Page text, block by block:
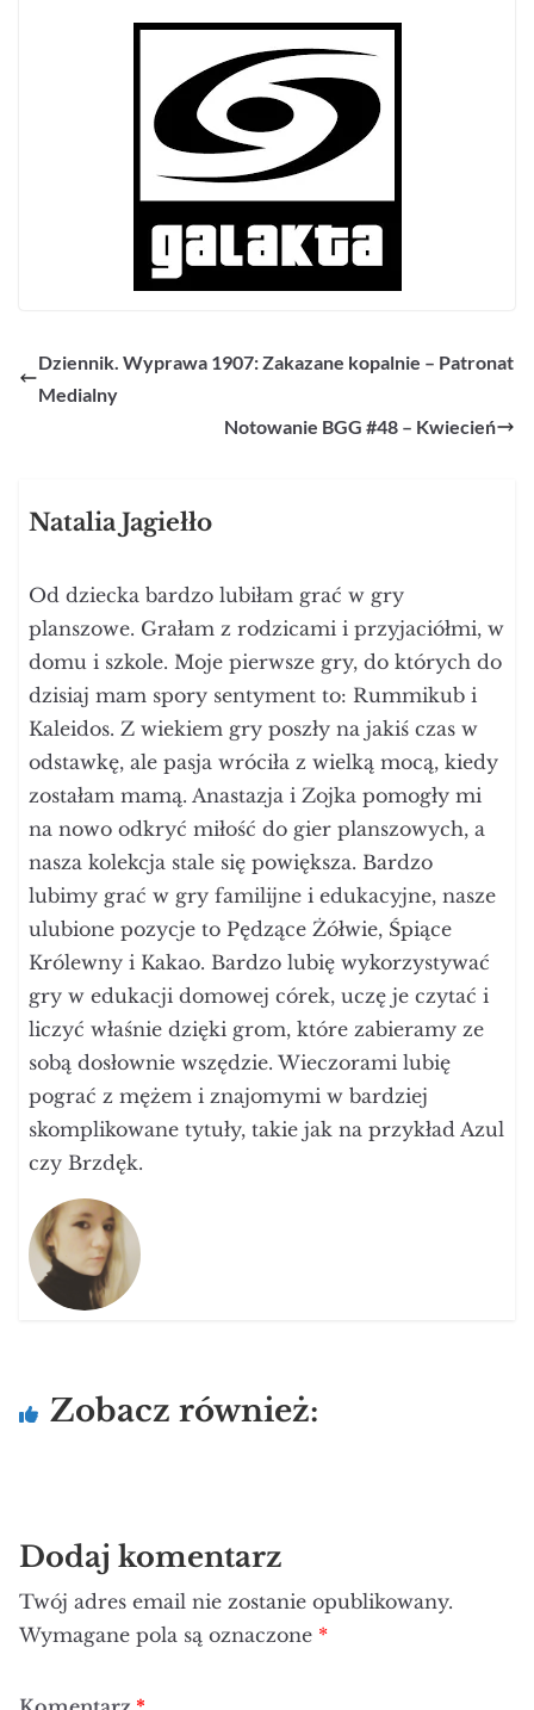
Dziennik. Wyprawa 1907: Zakazane kopalnie – Patronat
Medialny
Notowanie BGG #48 – Kwiecień
Natalia Jagiełło
Od dziecka bardzo lubiłam grać w gry
planszowe. Grałam z rodzicami i przyjaciółmi, w
domu i szkole. Moje pierwsze gry, do których do
dzisiaj mam spory sentyment to: Rummikub i
Kaleidos. Z wiekiem gry poszły na jakiś czas w
odstawkę, ale pasja wróciła z wielką mocą, kiedy
zostałam mamą. Anastazja i Zojka pomogły mi
na nowo odkryć miłość do gier planszowych, a
nasza kolekcja stale się powiększa. Bardzo
lubimy grać w gry familijne i edukacyjne, nasze
ulubione pozycje to Pędzące Żółwie, Śpiące
Królewny i Kakao. Bardzo lubię wykorzystywać
gry w edukacji domowej córek, uczę je czytać i
liczyć właśnie dzięki grom, które zabieramy ze
sobą dosłownie wszędzie. Wieczorami lubię
pograć z mężem i znajomymi w bardziej
skomplikowane tytuły, takie jak na przykład Azul
czy Brzdęk.
Zobacz również:
Dodaj komentarz
Twój adres email nie zostanie opublikowany.
Wymagane pola są oznaczone *